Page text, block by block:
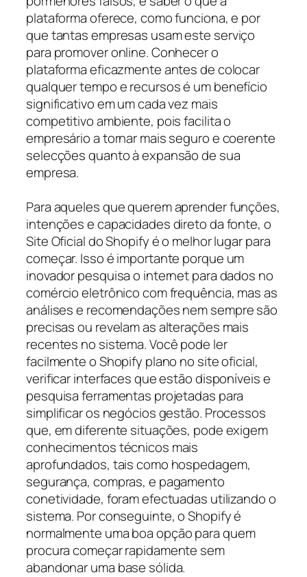
plataforma oferece, como funciona, e por
que tantas empresas usam este serviço
para promover online. Conhecer o
plataforma eficazmente antes de colocar
qualquer tempo e recursos é um benefício
significativo em um cada vez mais
competitivo ambiente, pois facilita o
empresário a tornar mais seguro e coerente
selecções quanto à expansão de sua
empresa.
Para aqueles que querem aprender funções,
intenções e capacidades direto da fonte, o
Site Oficial do Shopify é o melhor lugar para
começar. Isso é importante porque um
inovador pesquisa o internet para dados no
comércio eletrônico com frequência, mas as
análises e recomendações nem sempre são
precisas ou revelam as alterações mais
recentes no sistema. Você pode ler
facilmente o Shopify plano no site oficial,
verificar interfaces que estão disponíveis e
pesquisa ferramentas projetadas para
simplificar os negócios gestão. Processos
que, em diferente situações, pode exigem
conhecimentos técnicos mais
aprofundados, tais como hospedagem,
segurança, compras, e pagamento
conetividade, foram efectuadas utilizando o
sistema. Por conseguinte, o Shopify é
normalmente uma boa opção para quem
procura começar rapidamente sem
abandonar uma base sólida.